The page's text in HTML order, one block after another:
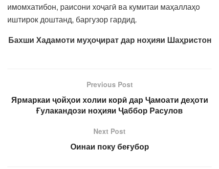
имомхатибон, раисони хоҷагӣ ва кумитаи маҳаллаҳо
иштирок доштанд, баргузор гардид.
Бахши Хадамоти муҳоҷират дар ноҳияи Шаҳристон
Previous Post
Ярмаркаи ҷойҳои холии корӣ дар Ҷамоати деҳоти
Ғулакандози ноҳияи Ҷаббор Расулов
Next Post
Оинаи поку беғубор